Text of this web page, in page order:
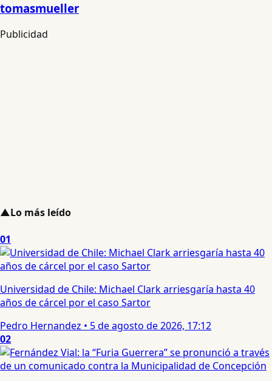
tomasmueller
Publicidad
▲Lo más leído
01
Universidad de Chile: Michael Clark arriesgaría hasta 40
años de cárcel por el caso Sartor
Pedro Hernandez • 5 de agosto de 2026, 17:12
02